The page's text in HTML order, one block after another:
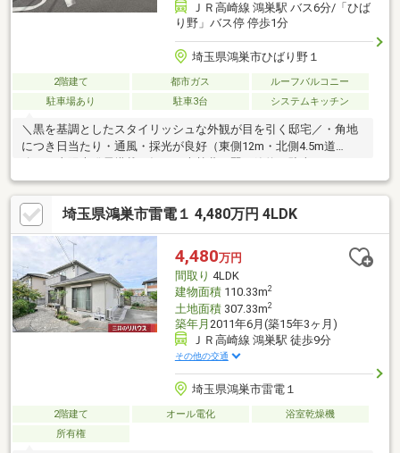
ＪＲ高崎線 鴻巣駅 バス6分/「ひば
り野」バス停 停歩1分
埼玉県鴻巣市ひばり野１
2階建て 都市ガス
ルーフバルコニー
駐車場あり
駐車3台 システムキッチン
＼黒を基調としたスタイリッシュな外観が目を引く邸宅／・角地
につき日当たり・通風・採光が良好（東側12m・北側4.5m道
台確保でご家族全員分や来客の駐車も余裕・WIC2か所＋各所収納
でいつでもスッキリとした住まいに・LDK18.87帖のゆとりある
広々リビング・ルーフバルコニー・ウッドデッキ・南庭と屋外空
間が充実・浴室冷暖房乾燥機・ウォシュレット・TVモニターホン
など設備充実・築4年の築浅物件で状態良好・小学校まで徒歩約7
分の子育てしやすい環境・ドラッグストアまで徒歩約3分の便利な
生活環境
埼玉県鴻巣市雷電１ 4,480万円 4LDK
4,480万円
間取り 4LDK
建物面積110.33m2
土地面積307.33m2
築年月 2011年6月(築15年3ヶ月)
ＪＲ高崎線 鴻巣駅 徒歩9分
その他の交通
埼玉県鴻巣市雷電１
2階建て オール電化
浴室乾燥機
所有権